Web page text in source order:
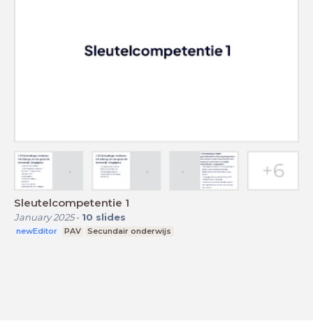
Sleutelcompetentie 1
January 2025- 10 slides
newEditor PAV Secundair onderwijs